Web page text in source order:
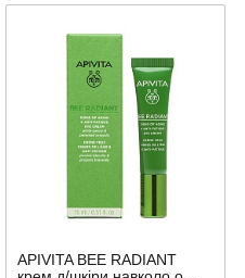
APIVITA BEE RADIANT